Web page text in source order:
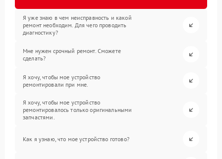
Я уже знаю в чем неисправность и какой
ремонт необходим. Для чего проводить
диагностику?
Мне нужен срочный ремонт. Сможете
сделать?
Я хочу, чтобы мое устройство
ремонтировали при мне.
Я хочу, чтобы мое устройство
ремонтировалось только оригинальными
запчастями.
Как я узнаю, что мое устройство готово?